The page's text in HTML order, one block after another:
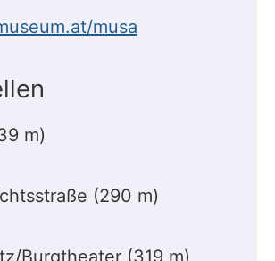
musa
m)
(290 m)